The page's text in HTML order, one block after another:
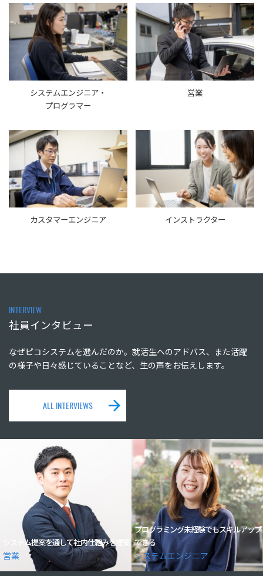
システムエンジニア・
プログラマー
営業
カスタマーエンジニア インストラクター
INTERVIEW
社員インタビュー
なぜピコシステムを選んだのか。就活生へのアドバス、また活躍
の様子や日々感じていることなど、生の声をお伝えします。
ALL INTERVIEWS
システム提案を通して社内仕組みを提案
営業
プログラミング未経験でもスキルアップ
できる
システムエンジニア